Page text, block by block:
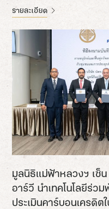
รายละเอียด
มูลนิธิแม่ฟ้าหลวงฯ เซ็
อาร์วี นำเทคโนโลยีร่ว
ประเมินคาร์บอนเครดิต